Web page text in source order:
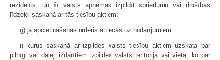
rezidents, un šī valsts apņemas izpildīt spriedumu vai drošības
līdzekli saskaņā ar tās tiesību aktiem;
g) ja apcietināšanas orderis attiecas uz nodarījumiem:
i) kurus saskaņā ar izpildes valsts tiesību aktiem uzskata par
pilnīgi vai daļēji izdarītiem izpildes valsts teritorijā vai vietā, ko par